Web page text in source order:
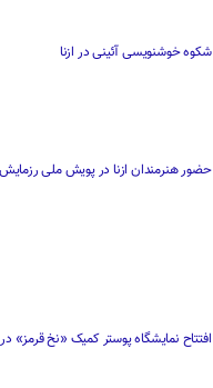
شکوه خوشنویسی آئینی در ازنا
حضور هنرمندان ازنا در پویش ملی
افتتاح نمایشگاه پوستر کمیک «نخ قرمز» در